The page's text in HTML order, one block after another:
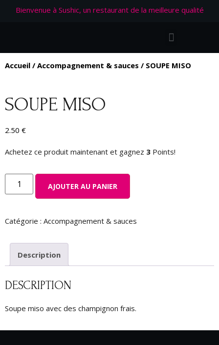
Bienvenue à Sushic, un restaurant de la meilleure qualité
Accueil / Accompagnement & sauces / SOUPE MISO
SOUPE MISO
2.50 €
Achetez ce produit maintenant et gagnez 3 Points!
AJOUTER AU PANIER
Catégorie : Accompagnement & sauces
Description
DESCRIPTION
Soupe miso avec des champignon frais.